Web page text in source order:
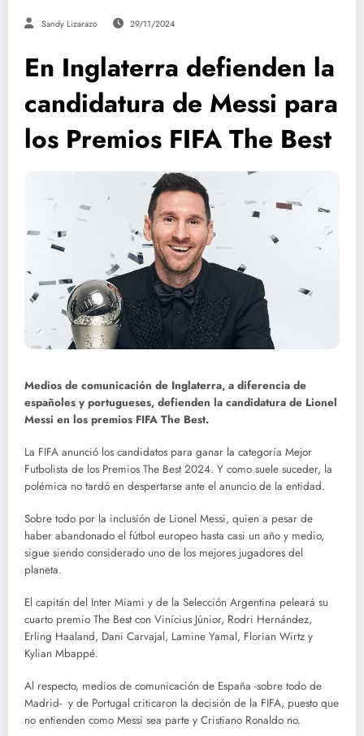
Sandy Lizarazo 29/11/2024
En Inglaterra defienden la
candidatura de Messi para
los Premios FIFA The Best
Medios de comunicación de Inglaterra, a diferencia de
españoles y portugueses, defienden la candidatura de Lionel
Messi en los premios FIFA The Best.
La FIFA anunció los candidatos para ganar la categoría Mejor
Futbolista de los Premios The Best 2024. Y como suele suceder, la
polémica no tardó en despertarse ante el anuncio de la entidad.
Sobre todo por la inclusión de Lionel Messi, quien a pesar de
haber abandonado el fútbol europeo hasta casi un año y medio,
sigue siendo considerado uno de los mejores jugadores del
planeta.
El capitán del Inter Miami y de la Selección Argentina peleará su
cuarto premio The Best con Vinícius Júnior, Rodri Hernández,
Erling Haaland, Dani Carvajal, Lamine Yamal, Florian Wirtz y
Kylian Mbappé.
Al respecto, medios de comunicación de España -sobre todo de
Madrid- y de Portugal criticaron la decisión de la FIFA, puesto que
no entienden como Messi sea parte y Cristiano Ronaldo no.